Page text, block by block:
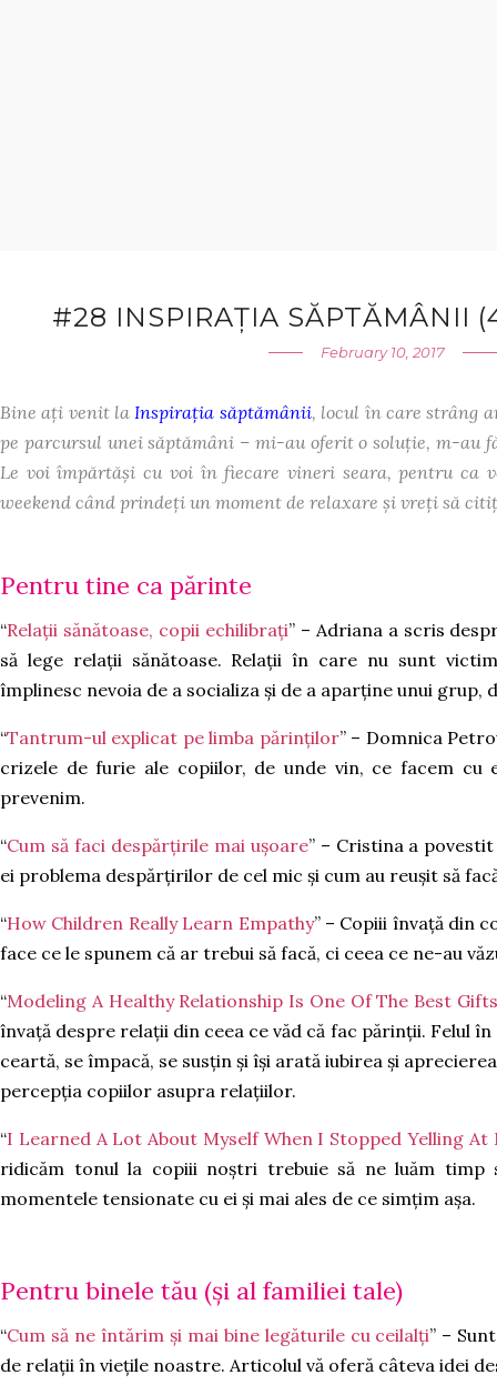
#28 INSPIRAȚIA SĂPTĂMÂNII
February 10, 2017
Bine ați venit la Inspirația săptămânii, locul în care strâng
pe parcursul unei săptămâni – mi-au oferit o soluție, m-au
Le voi împărtăși cu voi în fiecare vineri seara, pentru ca
weekend când prindeți un moment de relaxare și vreți să
Pentru tine ca părinte
“Relații sănătoase, copii echilibrați” – Adriana a scris
să lege relații sănătoase. Relații în care nu sunt
împlinesc nevoia de a socializa și de a aparține unui grup,
“Tantrum-ul explicat pe limba părinților” – Domnica
crizele de furie ale copiilor, de unde vin, ce facem cu
prevenim.
“Cum să faci despărțirile mai ușoare” – Cristina a
ei problema despărțirilor de cel mic și cum au reușit să
“How Children Really Learn Empathy” – Copiii învață din
face ce le spunem că ar trebui să facă, ci ceea ce ne-au
“Modeling A Healthy Relationship Is One Of The Best
învață despre relații din ceea ce văd că fac părinții. Felul
ceartă, se împacă, se susțin și își arată iubirea și
percepția copiilor asupra relațiilor.
“I Learned A Lot About Myself When I Stopped Yelling At
ridicăm tonul la copiii noștri trebuie să ne luăm timp
momentele tensionate cu ei și mai ales de ce simțim așa.
Pentru binele tău (și al familiei tale)
“Cum să ne întărim și mai bine legăturile cu ceilalți” –
de relații în viețile noastre. Articolul vă oferă câteva idei